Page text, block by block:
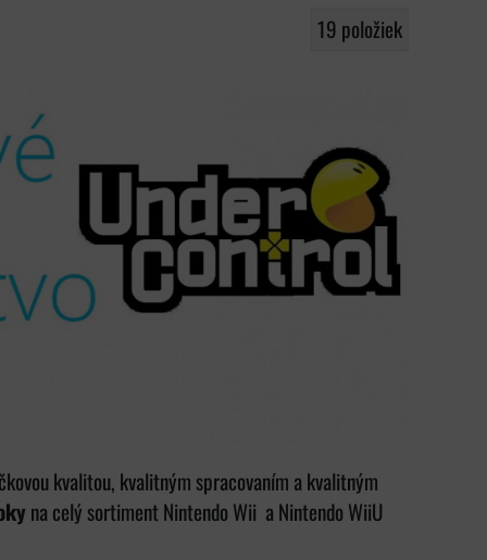
19 položiek
kvalitou, kvalitným spracovaním a kvalitným
na celý sortiment Nintendo Wii a Nintendo WiiU